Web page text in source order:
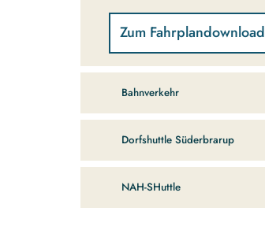
Zum Fahrplandownload
Bahnverkehr
Dorfshuttle Süderbrarup
NAH-SHuttle